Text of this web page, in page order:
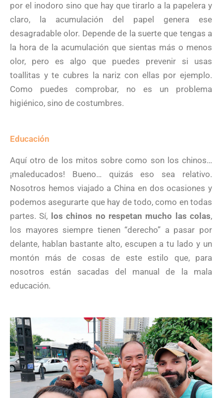
por el inodoro sino que hay que tirarlo a la papelera y
claro, la acumulación del papel genera ese
desagradable olor. Depende de la suerte que tengas a
la hora de la acumulación que sientas más o menos
olor, pero es algo que puedes prevenir si usas
toallitas y te cubres la nariz con ellas por ejemplo.
Como puedes comprobar, no es un problema
higiénico, sino de costumbres.
Educación
Aquí otro de los mitos sobre como son los chinos…
¡maleducados! Bueno… quizás eso sea relativo.
Nosotros hemos viajado a China en dos ocasiones y
podemos asegurarte que hay de todo, como en todas
partes. Sí, los chinos no respetan mucho las colas,
los mayores siempre tienen “derecho” a pasar por
delante, hablan bastante alto, escupen a tu lado y un
montón más de cosas de este estilo que, para
nosotros están sacadas del manual de la mala
educación.